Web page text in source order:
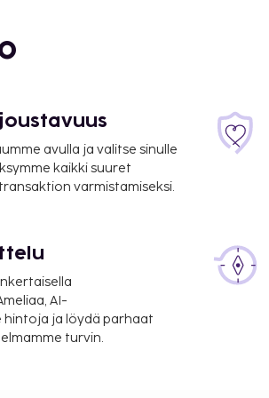
kuuluu ilmainen
Myös ulkouima-
ravintolan.
aamiainen tarjoillaan
maksut.
ennen
maksut.
avulla ja valitse sinulle
kaikki suuret
varmistamiseksi.
AI-
ja löydä parhaat
turvin.